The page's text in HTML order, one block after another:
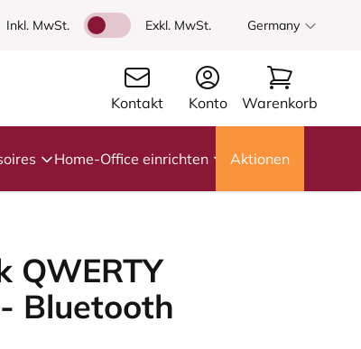
Inkl. MwSt. Exkl. MwSt. Germany
Kontakt Konto Warenkorb
Home-Office einrichten Aktionen
QWERTY
Bluetooth